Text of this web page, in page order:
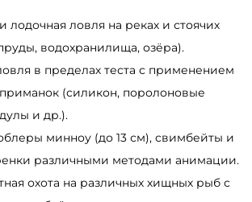
лодочная ловля на реках и стоячих
водохранилища, озёра).
в пределах теста с применением
(силикон, поролоновые
и др.).
минноу (до 13 см), свимбейты и
различными методами анимации.
охота на различных хищных рыб с